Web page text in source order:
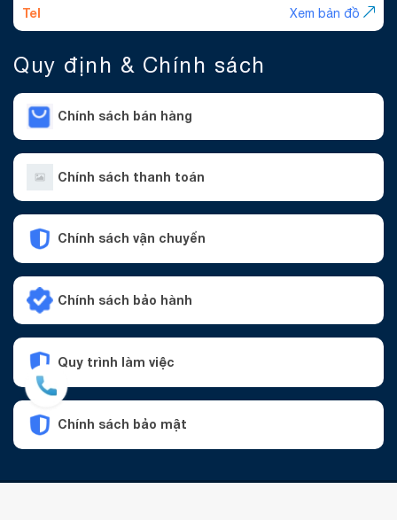
Tel Xem bản đồ
Quy định & Chính sách
Chính sách bán hàng
Chính sách thanh toán
Chính sách vận chuyển
Chính sách bảo hành
Quy trình làm việc
Chính sách bảo mật